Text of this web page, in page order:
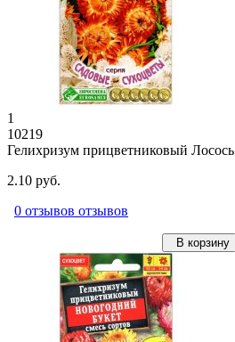
1
10219
Гелихризум прицветниковый Лосось
2.10 руб.
0 отзывов отзывов
В корзину